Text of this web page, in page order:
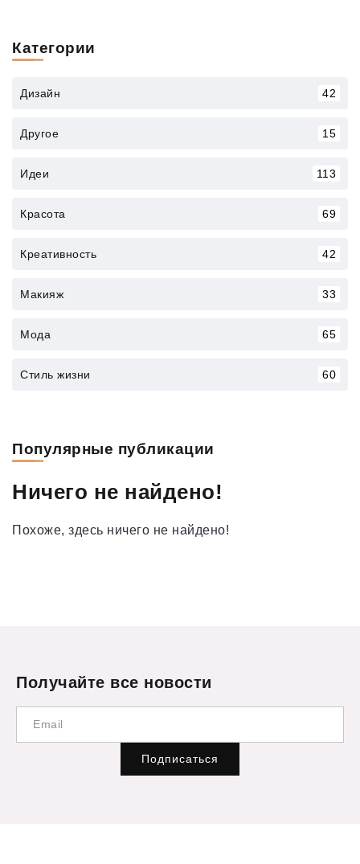
Категории
Дизайн 42
Другое 15
Идеи 113
Красота 69
Креативность 42
Макияж 33
Мода 65
Стиль жизни 60
Популярные публикации
Ничего не найдено!
Похоже, здесь ничего не найдено!
Получайте все новости
Подписаться